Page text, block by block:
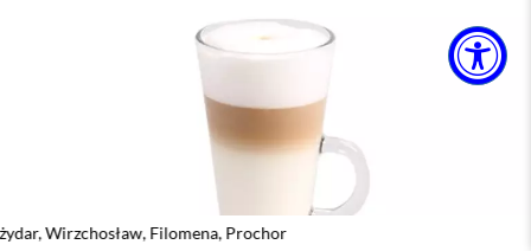
Filomena, Prochor